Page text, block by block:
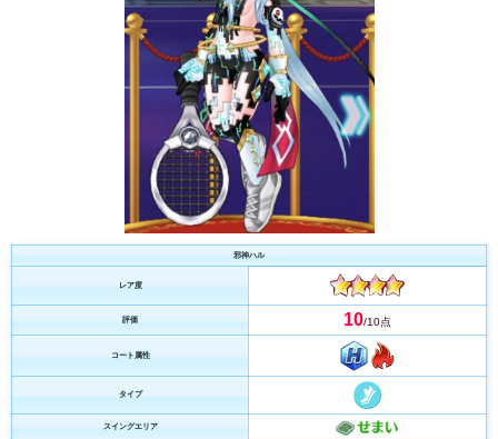
邪神ハル
レア度
評価 10/10点
コート属性
タイプ
スイングエリア